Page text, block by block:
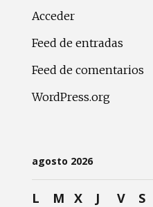
Acceder
Feed de entradas
Feed de comentarios
WordPress.org
agosto 2026
L M X J V S